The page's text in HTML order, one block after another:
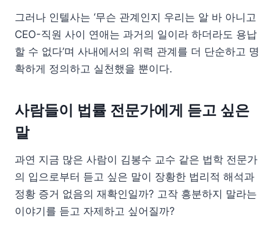
그러나 인텔사는 ‘무슨 관계인지 우리는 알 바 아니고
CEO-직원 사이 연애는 과거의 일이라 하더라도 용납
할 수 없다’며 사내에서의 위력 관계를 더 단순하고 명
확하게 정의하고 실천했을 뿐이다.
사람들이 법률 전문가에게 듣고 싶은
말
과연 지금 많은 사람이 김봉수 교수 같은 법학 전문가
의 입으로부터 듣고 싶은 말이 장황한 법리적 해석과
정황 증거 없음의 재확인일까? 고작 흥분하지 말라는
이야기를 듣고 자제하고 싶어질까?